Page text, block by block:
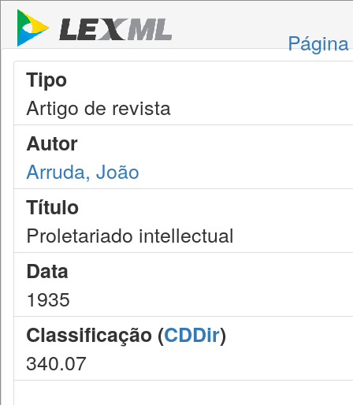
Tipo
Artigo de revista
Autor
Arruda, João
Título
Proletariado intellectual
Data
1935
Classificação (CDDir)
340.07